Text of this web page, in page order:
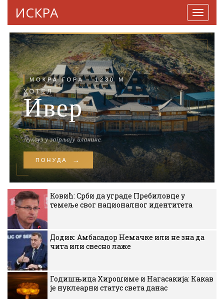
ИСКРА
Ковић: Срби да уграде Пребиловце у
темеље свог националног идентитета
Додик: Амбасадор Немачке или не зна да
чита или свесно лаже
Годишњица Хирошиме и Нагасакија: Какав
је нуклеарни статус света данас